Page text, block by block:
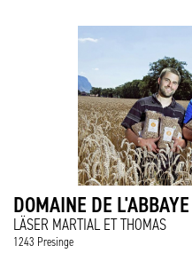
DOMAINE DE L'ABBAYE
LÄSER MARTIAL ET THOMAS
1243 Presinge